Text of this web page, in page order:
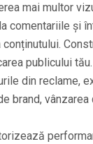
mai multor
comentariile și
publicului tău.
din reclame,
brand, vânzarea